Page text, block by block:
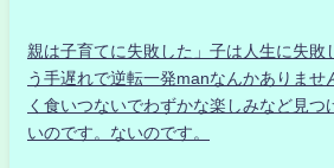
親は子育てに失敗した」子は人生に失敗
う手遅れで逆転一発manなんかありませ
く食いつないでわずかな楽しみなど見つ
いのです。ないのです。